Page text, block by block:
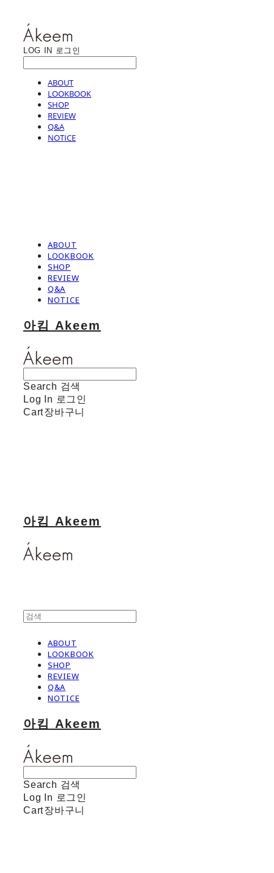
LOG IN 로그인
ABOUT
LOOKBOOK
SHOP
REVIEW
Q&A
NOTICE
ABOUT
LOOKBOOK
SHOP
REVIEW
Q&A
NOTICE
아킴 Akeem
Search 검색
Log In 로그인
Cart장바구니
아킴 Akeem
ABOUT
LOOKBOOK
SHOP
REVIEW
Q&A
NOTICE
아킴 Akeem
Search 검색
Log In 로그인
Cart장바구니